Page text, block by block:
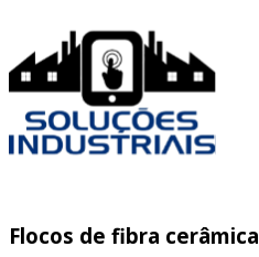
Flocos de fibra cerâmica